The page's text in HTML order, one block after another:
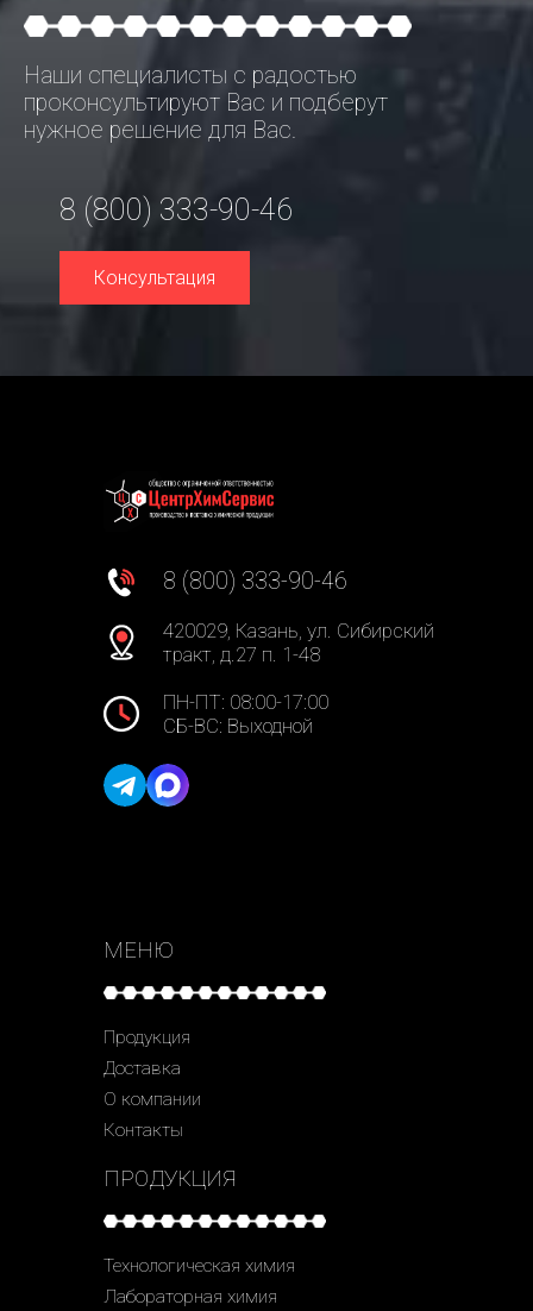
Наши специалисты с радостью
проконсультируют Вас и подберут
нужное решение для Вас.
8 (800) 333-90-46
Консультация
8 (800) 333-90-46
420029, Казань, ул. Сибирский
тракт, д.27 п. 1-48
ПН-ПТ: 08:00-17:00
СБ-ВС: Выходной
МЕНЮ
Продукция
Доставка
О компании
Контакты
ПРОДУКЦИЯ
Технологическая химия
Лабораторная химия